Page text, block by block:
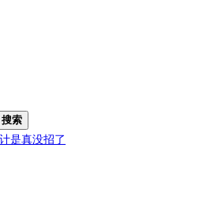
搜索
是真没招了